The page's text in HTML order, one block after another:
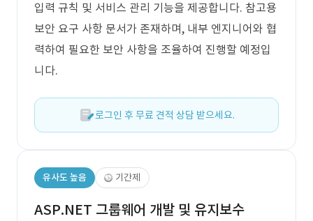
입력 규칙 및 서비스 관리 기능을 제공합니다. 참고용
보안 요구 사항 문서가 존재하며, 내부 엔지니어와 협
력하여 필요한 보안 사항을 조율하여 진행할 예정입
니다.
로그인 후 무료 견적 상담 받으세요.
유사도 높음 기간제
ASP.NET 그룹웨어 개발 및 유지보수